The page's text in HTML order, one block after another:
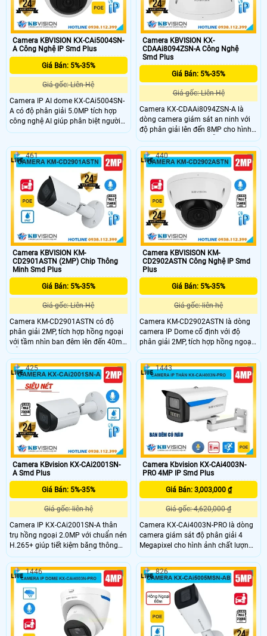
Camera KBVISION KX-CAi5004SN-
A Công Nghệ IP Smd Plus
Giá Bán: 5%-35%
Giá gốc: Liên Hệ
Camera IP AI dome KX-CAi5004SN-
A có độ phân giải 5.0MP tích hợp
công nghệ AI giúp phân biệt người
và xe chính xác. Camera quan sát
120dB, tầm xa hồng ngoại 30m, tích
hợp mic và khe cắm thẻ nhớ 256GB.
Với thiết kế kim loại bền bỉ, chuẩn
IP67 chống nước, PoE tiện lợi đây là
lựa chọn lý tưởng cho giám sát an
ninh.
Camera KBVISION KX-
CDAAi8094ZSN-A Công Nghệ
Smd Plus
Giá Bán: 5%-35%
Giá gốc: Liên Hệ
Camera KX-CDAAi8094ZSN-A là
dòng camera giám sát an ninh với
độ phân giải lên đến 8MP cho hình
ảnh sắc nét. Camera hỗ trợ giám
sát thông minh phân loại chính xác
người và phương tiện, cùng tính
năng phát hiện bất thường. Với
chuẩn bảo vệ IP67, IK10, hồng
ngoại 35m, PoE và khe cắm thẻ
Micro SD 256GB camera đảm bảo
độ bền cao và dễ dàng lắp đặt.
Camera KBVISION KM-
CD2901ASTN (2MP) Chip Thông
Minh Smd Plus
Giá Bán: 5%-35%
Giá gốc: Liên Hệ
Camera KM-CD2901ASTN có độ
phân giải 2MP, tích hợp hồng ngoại
với tầm nhìn ban đêm lên đến 40m.
Hỗ trợ giám sát thông minh với AI,
phân loại và phát hiện chính xác
người và xe, cùng khả năng lưu trữ
thẻ Micro SD tối đa 256GB. Với
chuẩn IP67, IK10, chống sét 5000V
và hỗ trợ PoE, camera bền bỉ phù
hợp cho giám sát an ninh ngoài trời.
461
Camera KBVISISON KM-
CD2902ASTN Công Nghệ IP Smd
Plus
Giá Bán: 5%-35%
Giá gốc: liên hệ
Camera KM-CD2902ASTN là dòng
camera IP Dome cố định với độ
phân giải 2MP, tích hợp hồng ngoại
với tầm nhìn ban đêm lên đến 40m.
Hỗ trợ giám sát thông minh với AI
giúp phân loại và phát hiện chính
xác xe và người. Với chuẩn IP67,
IK10, chống sét 5000V và hỗ trợ
PoE, camera bền bỉ phù hợp cho
nhiều môi trường giám sát.
440
Camera KBvision KX-CAi2001SN-
A Smd Plus
Giá Bán: 5%-35%
Giá gốc: liên hệ
Camera IP KX-CAi2001SN-A thân
trụ hồng ngoại 2.0MP với chuẩn nén
H.265+ giúp tiết kiệm băng thông
và dung lượng lưu trữ. Hỗ trợ phát
hiện thông minh phân biệt người và
xe, tầm xa hồng ngoại 30m đảm
bảo quan sát rõ nét cả ngày lẫn
đêm. Camera còn có khe cắm thẻ
nhớ 256GB lưu trữ dữ liệu, tích hợp
mic ghi âm và thiết kế kim loại chắc
chắn đạt chuẩn IP67 phù hợp cho
425
Camera Kbvision KX-CAi4003N-
PRO 4MP IP Smd Plus
Giá Bán: 3,003,000 ₫
Giá gốc: 4,620,000 ₫
Camera KX-CAi4003N-PRO là dòng
camera giám sát độ phân giải 4
Megapixel cho hình ảnh chất lượng
sắc nét cùng với đó là các tính năng
thông minh như phát hiện hàng rào
ảo, xâm nhập và phân biệt người/xe
(SMD Plus), cùng khả năng tìm kiếm
sự kiện thông minh giúp nâng cao
hiệu quả giám sát.
1443
1446 826